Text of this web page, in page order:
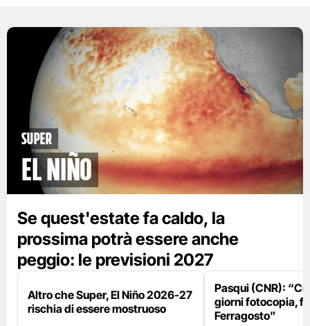
Super
El Niño
Se quest'estate fa caldo, la
prossima potrà essere anche
peggio: le previsioni 2027
Altro che Super, El Niño 2026-27
rischia di essere mostruoso
Pasqui (CNR):
giorni fotocopia,
Ferragosto”